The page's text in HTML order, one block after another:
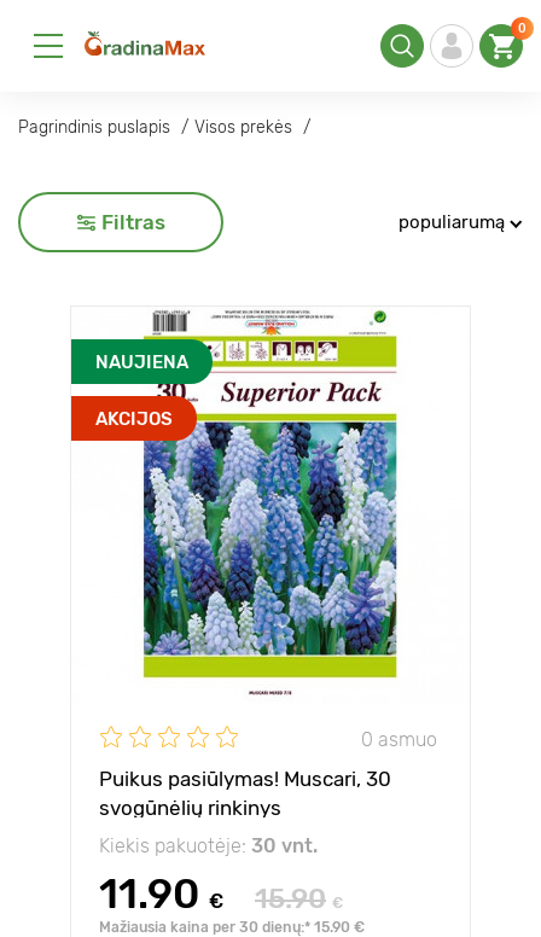
0
Pagrindinis puslapis Visos prekės
Filtras populiarumą
NAUJIENA
AKCIJOS
0 asmuo
Puikus pasiūlymas! Muscari, 30
svogūnėlių rinkinys
Kiekis pakuotėje: 30 vnt.
11.90 € 15.90 €
Mažiausia kaina per 30 dienų:* 15.90 €